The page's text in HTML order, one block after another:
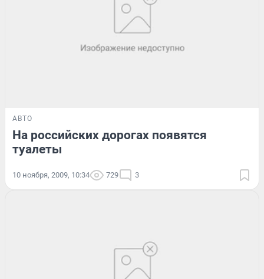
АВТО
На российских дорогах появятся
туалеты
10 ноября, 2009, 10:34 729 3